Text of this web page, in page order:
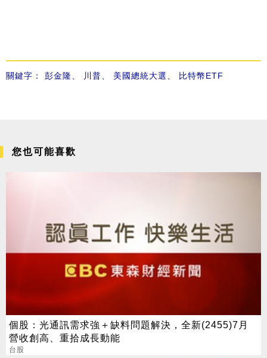
關鍵字： 彭金隆 川普 美國總統大選 比特幣ETF
您也可能喜歡
個股：光通訊需求強＋缺料問題解決，全新(2455)7月
營收創高、重拾成長動能
台股